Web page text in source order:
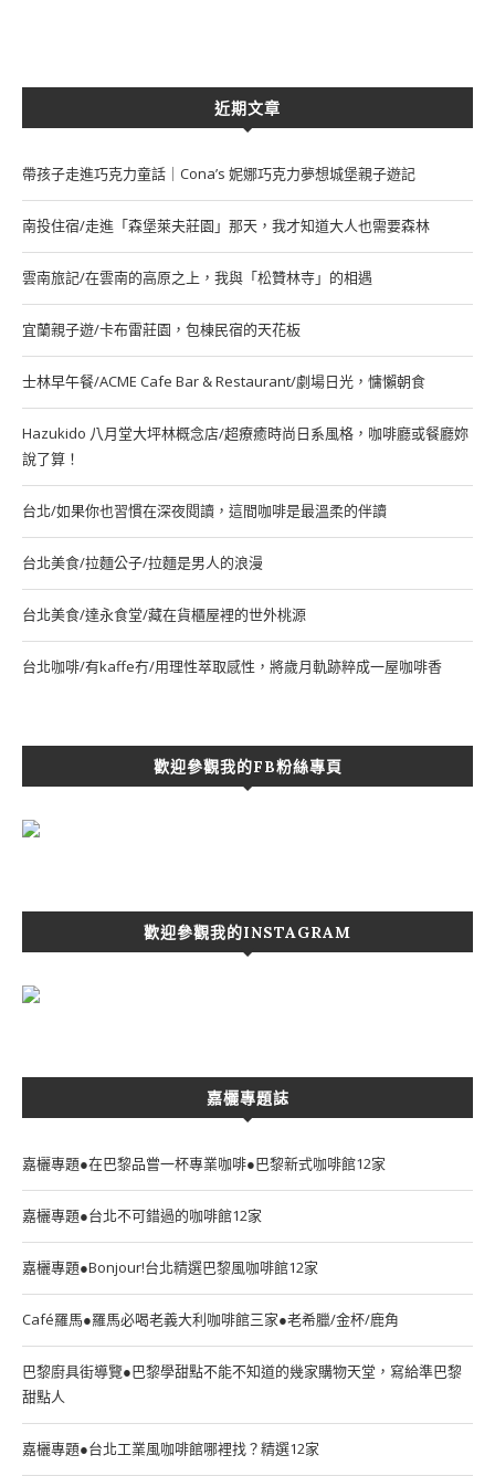
近期文章
帶孩子走進巧克力童話｜Cona’s 妮娜巧克力夢想城堡親子遊記
南投住宿/走進「森堡萊夫莊園」那天，我才知道大人也需要森林
雲南旅記/在雲南的高原之上，我與「松贊林寺」的相遇
宜蘭親子遊/卡布雷莊園，包棟民宿的天花板
士林早午餐/ACME Cafe Bar & Restaurant/劇場日光，慵懶朝食
Hazukido 八月堂大坪林概念店/超療癒時尚日系風格，咖啡廳或餐廳妳
說了算！
台北/如果你也習慣在深夜閱讀，這間咖啡是最溫柔的伴讀
台北美食/拉麵公子/拉麵是男人的浪漫
台北美食/達永食堂/藏在貨櫃屋裡的世外桃源
台北咖啡/有kaffe冇/用理性萃取感性，將歲月軌跡粹成一屋咖啡香
歡迎參觀我的FB粉絲專頁
歡迎參觀我的INSTAGRAM
嘉欐專題誌
嘉欐專題●在巴黎品嘗一杯專業咖啡●巴黎新式咖啡館12家
嘉欐專題●台北不可錯過的咖啡館12家
嘉欐專題●Bonjour!台北精選巴黎風咖啡館12家
Café羅馬●羅馬必喝老義大利咖啡館三家●老希臘/金杯/鹿角
巴黎廚具街導覽●巴黎學甜點不能不知道的幾家購物天堂，寫給準巴黎
甜點人
嘉欐專題●台北工業風咖啡館哪裡找？精選12家